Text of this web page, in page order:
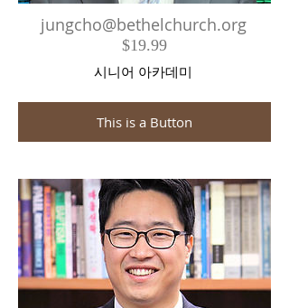
jungcho@bethelchurch.org
$19.99
시니어 아카데미
This is a Button